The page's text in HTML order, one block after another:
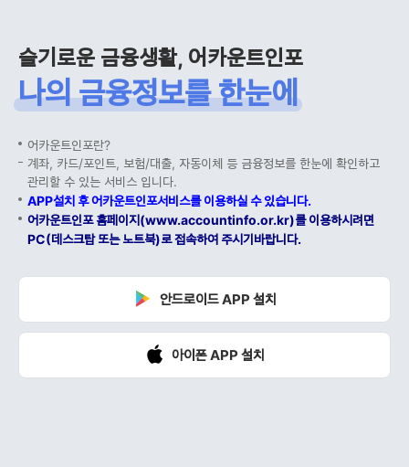
슬기로운 금융생활, 어카운트인포
나의 금융정보를 한눈에
어카운트인포란?
계좌, 카드/포인트, 보험/대출, 자동이체 등 금융정보를 한눈에 확인하고
관리할 수 있는 서비스 입니다.
APP설치 후 어카운트인포서비스를 이용하실 수 있습니다.
어카운트인포 홈페이지(www.accountinfo.or.kr)를 이용하시려면
PC(데스크탑 또는 노트북)로 접속하여 주시기바랍니다.
안드로이드 APP 설치
아이폰 APP 설치